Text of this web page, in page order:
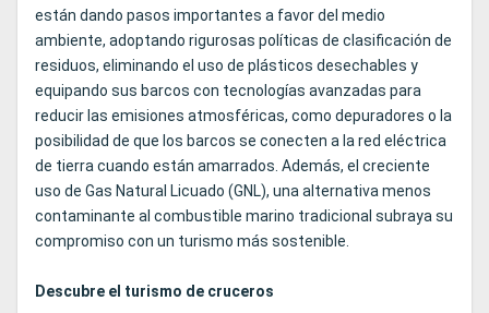
están dando pasos importantes a favor del medio
ambiente, adoptando rigurosas políticas de clasificación de
residuos, eliminando el uso de plásticos desechables y
equipando sus barcos con tecnologías avanzadas para
reducir las emisiones atmosféricas, como depuradores o la
posibilidad de que los barcos se conecten a la red eléctrica
de tierra cuando están amarrados. Además, el creciente
uso de Gas Natural Licuado (GNL), una alternativa menos
contaminante al combustible marino tradicional subraya su
compromiso con un turismo más sostenible.
Descubre el turismo de cruceros